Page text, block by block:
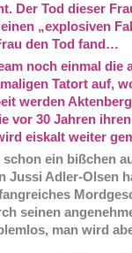
Der Tod dieser
„explosiven
den Tod fand…
noch einmal
Tatort auf,
werden
vor 30 Jahren
eiskalt weiter
ein bißchen
Jussi Adler-Olsen
seinen
man wird